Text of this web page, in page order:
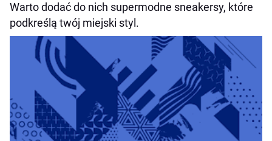
Warto dodać do nich supermodne sneakersy, które
podkreślą twój miejski styl.